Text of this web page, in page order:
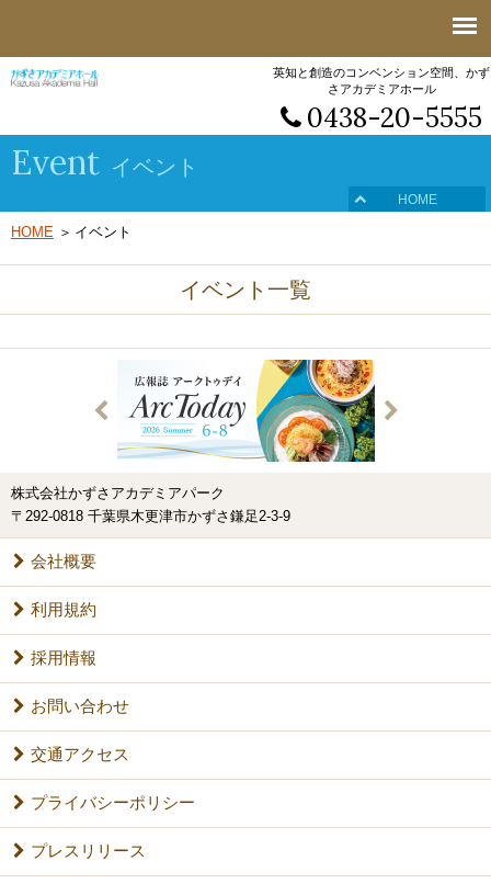
英知と創造のコンベンション空間、かず
さアカデミアホール
0438-20-5555
Event イベント
HOME
HOME イベント
イベント一覧
株式会社かずさアカデミアパーク
〒292-0818 千葉県木更津市かずさ鎌足2-3-9
会社概要
利用規約
採用情報
お問い合わせ
交通アクセス
プライバシーポリシー
プレスリリース